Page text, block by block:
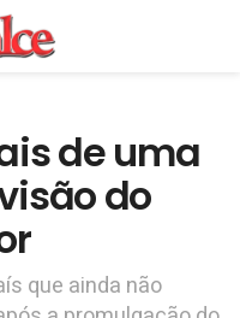
de uma
do
que ainda não